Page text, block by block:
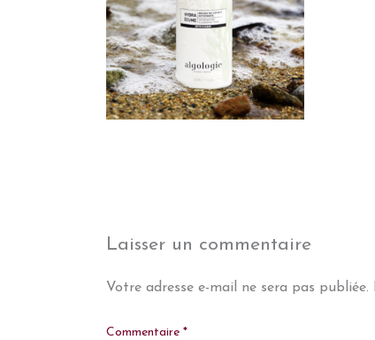
Laisser un commentaire
Votre adresse e-mail ne sera pas publiée.
Commentaire *